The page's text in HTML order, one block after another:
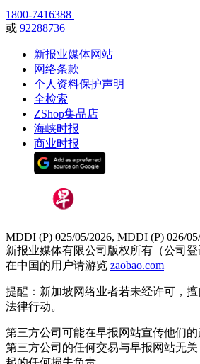
1800-7416388
或 92288736
新报业媒体网站
网络条款
个人资料保护声明
全检索
ZShop集品店
海峡时报
商业时报
MDDI (P) 025/05/2026, MDDI (P) 026/
新报业媒体有限公司版权所有（公司登
在中国的用户请游览 zaobao.com
提醒：新加坡网络业者若未经许可，
法律行动。
第三方公司可能在早报网站宣传他们
第三方公司的任何交易与早报网站无关